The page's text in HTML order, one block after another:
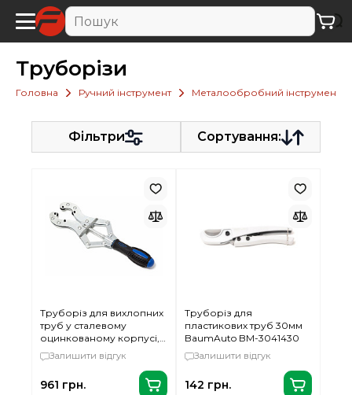
Труборізи
Головна Ручний інструмент Металообробний інструмент
Фільтри Сортування:
Труборіз для вихлопних
труб у сталевому
оцинкованому корпусі,
4 сталеві леза (товщина
стінки труби 3мм, Ø35-
64мм), в блістері Forsage
F-65609
Залишити відгук
961 грн.
Труборіз для
пластикових труб 30мм
BaumAuto BM-3041430
Залишити відгук
142 грн.